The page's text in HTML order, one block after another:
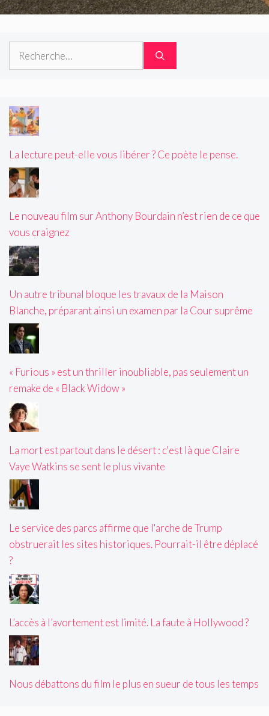
Rechercher :
La lecture peut-elle vous libérer ? Ce poète le pense.
Le nouveau film sur Anthony Bourdain n’est rien de ce que
vous craignez
Un autre tribunal bloque les travaux de la Maison
Blanche, préparant ainsi un examen par la Cour suprême
« Furious » est un thriller inoubliable, pas seulement un
remake de « Black Widow »
La mort est partout dans le désert : c'est là que Claire
Vaye Watkins se sent le plus vivante
Le service des parcs affirme que l'arche de Trump
obstruerait les sites historiques. Pourrait-il être déplacé
?
L’accès à l’avortement est limité. La faute à Hollywood ?
Nous débattons du film le plus en sueur de tous les temps